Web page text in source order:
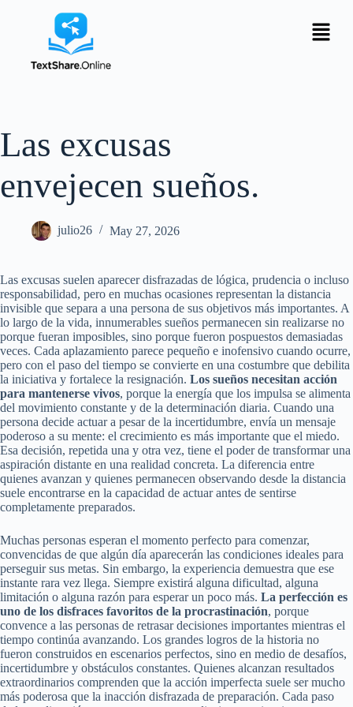
Las excusas
envejecen sueños.
julio26 May 27, 2026
Las excusas suelen aparecer disfrazadas de lógica, prudencia o incluso
responsabilidad, pero en muchas ocasiones representan la distancia
invisible que separa a una persona de sus objetivos más importantes. A
lo largo de la vida, innumerables sueños permanecen sin realizarse no
porque fueran imposibles, sino porque fueron pospuestos demasiadas
veces. Cada aplazamiento parece pequeño e inofensivo cuando ocurre,
pero con el paso del tiempo se convierte en una costumbre que debilita
la iniciativa y fortalece la resignación. Los sueños necesitan acción
para mantenerse vivos, porque la energía que los impulsa se alimenta
del movimiento constante y de la determinación diaria. Cuando una
persona decide actuar a pesar de la incertidumbre, envía un mensaje
poderoso a su mente: el crecimiento es más importante que el miedo.
Esa decisión, repetida una y otra vez, tiene el poder de transformar una
aspiración distante en una realidad concreta. La diferencia entre
quienes avanzan y quienes permanecen observando desde la distancia
suele encontrarse en la capacidad de actuar antes de sentirse
completamente preparados.
Muchas personas esperan el momento perfecto para comenzar,
convencidas de que algún día aparecerán las condiciones ideales para
perseguir sus metas. Sin embargo, la experiencia demuestra que ese
instante rara vez llega. Siempre existirá alguna dificultad, alguna
limitación o alguna razón para esperar un poco más. La perfección es
uno de los disfraces favoritos de la procrastinación, porque
convence a las personas de retrasar decisiones importantes mientras el
tiempo continúa avanzando. Los grandes logros de la historia no
fueron construidos en escenarios perfectos, sino en medio de desafíos,
incertidumbre y obstáculos constantes. Quienes alcanzan resultados
extraordinarios comprenden que la acción imperfecta suele ser mucho
más poderosa que la inacción disfrazada de preparación. Cada paso